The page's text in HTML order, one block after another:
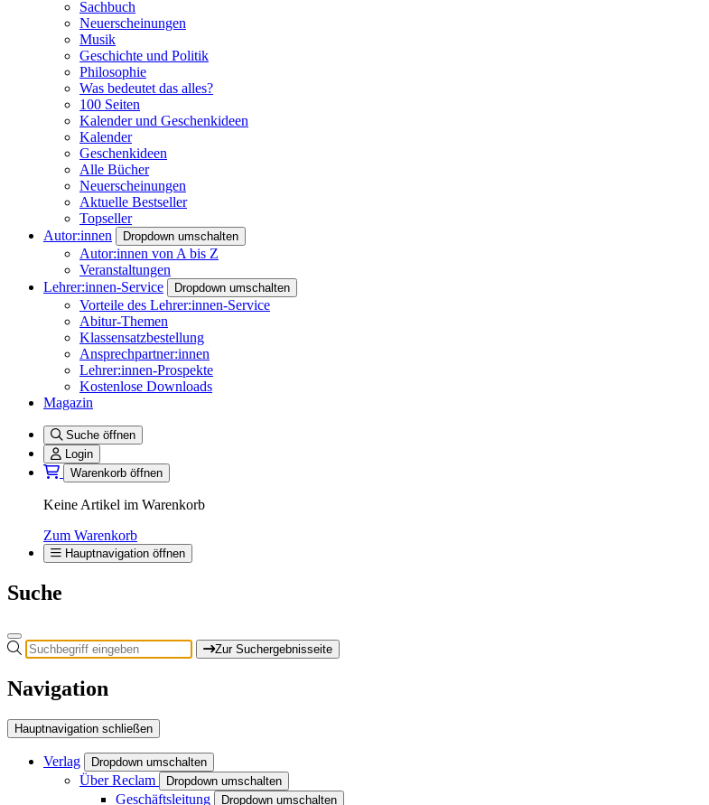
Sachbuch
Neuerscheinungen
Musik
Geschichte und Politik
Philosophie
Was bedeutet das alles?
100 Seiten
Kalender und Geschenkideen
Kalender
Geschenkideen
Alle Bücher
Neuerscheinungen
Aktuelle Bestseller
Topseller
Autor:innen
Dropdown umschalten
Autor:innen von A bis Z
Veranstaltungen
Lehrer:innen-Service
Dropdown umschalten
Vorteile des Lehrer:innen-Service
Abitur-Themen
Klassensatzbestellung
Ansprechpartner:innen
Lehrer:innen-Prospekte
Kostenlose Downloads
Magazin
Suche öffnen
Login
Warenkorb öffnen
Keine Artikel im Warenkorb
Zum Warenkorb
Hauptnavigation öffnen
Suche
Zur Suchergebnisseite
Navigation
Hauptnavigation schließen
Verlag Dropdown umschalten
Über Reclam Dropdown umschalten
Geschäftsleitung Dropdown umschalten